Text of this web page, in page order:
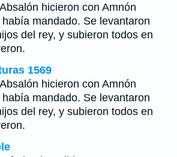
hicieron con Amnón
mandado. Se levantaron
del rey, y subieron todos en
1569
hicieron con Amnón
mandado. Se levantaron
del rey, y subieron todos en